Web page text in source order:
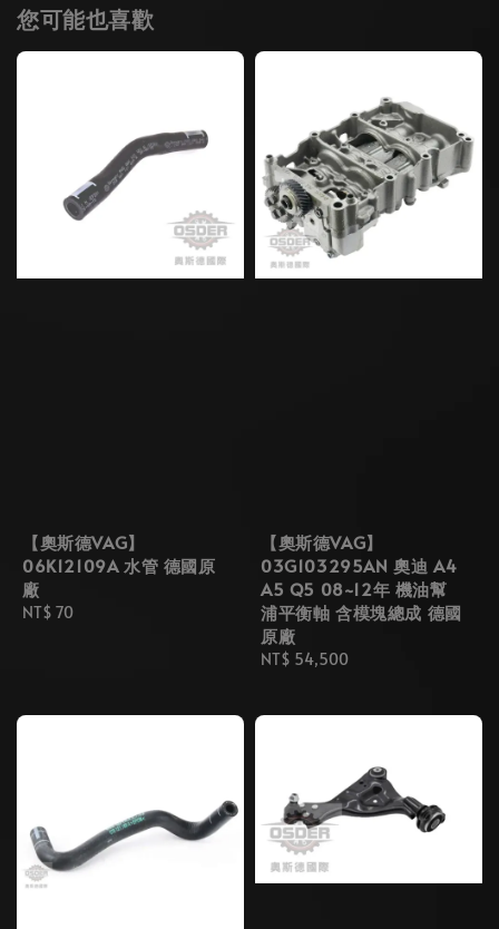
您可能也喜歡
【奧斯德VAG】
06K12109A 水管 德國原
廠
Regular
NT$ 70
【奧斯德VAG】
03G103295AN 奧迪 A4
A5 Q5 08~12年 機油幫
浦平衡軸 含模塊總成 德國
原廠
Regular
NT$ 54,500